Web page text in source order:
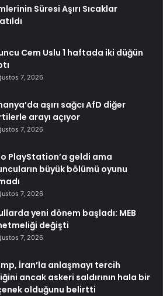
Süresi Aşırı Sıcaklar
Cem Uslu 1 haftada iki düğün
7, 2026
aşırı sağcı AfD diğer
arayı açıyor
7, 2026
PlayStation’a geldi ama
büyük bölümü oyunu
7, 2026
yeni dönem başladı: MEB
değişti
7, 2026
İran’la anlaşmayı tercih
ancak askeri saldırının hala bir
olduğunu belirtti